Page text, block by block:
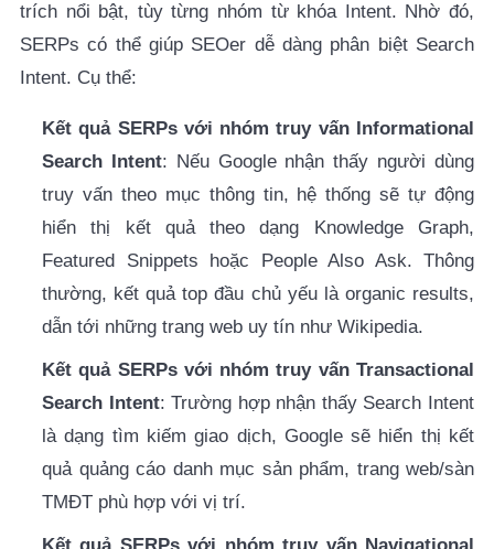
trích nổi bật, tùy từng nhóm từ khóa Intent. Nhờ đó,
SERPs có thể giúp SEOer dễ dàng phân biệt Search
Intent. Cụ thể:
Kết quả SERPs với nhóm truy vấn Informational
Search Intent: Nếu Google nhận thấy người dùng
truy vấn theo mục thông tin, hệ thống sẽ tự động
hiển thị kết quả theo dạng Knowledge Graph,
Featured Snippets hoặc People Also Ask. Thông
thường, kết quả top đầu chủ yếu là organic results,
dẫn tới những trang web uy tín như Wikipedia.
Kết quả SERPs với nhóm truy vấn Transactional
Search Intent: Trường hợp nhận thấy Search Intent
là dạng tìm kiếm giao dịch, Google sẽ hiển thị kết
quả quảng cáo danh mục sản phẩm, trang web/sàn
TMĐT phù hợp với vị trí.